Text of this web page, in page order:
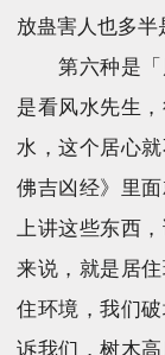
放蛊害人也多半
第六种是「
是看风水先生
水，这个居心
佛吉凶经》里
上讲这些东西
来说，就是居
住环境，我们
诉我们，树木